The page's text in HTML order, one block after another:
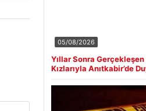
05/08/2026
Yıllar Sonra
Kızlarıyla Anıtkabir’de